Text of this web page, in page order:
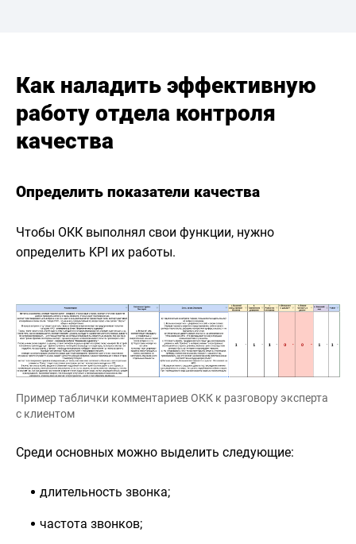
Как наладить эффективную
работу отдела контроля
качества
Определить показатели качества
Чтобы ОКК выполнял свои функции, нужно
определить KPI их работы.
Пример таблички комментариев ОКК к разговору эксперта
с клиентом
Среди основных можно выделить следующие:
длительность звонка;
частота звонков;